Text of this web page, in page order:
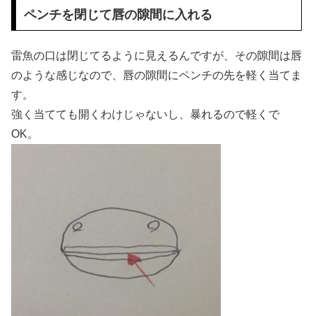
ペンチを閉じて唇の隙間に入れる
雷魚の口は閉じてるように見えるんですが、その隙間は唇
のような感じなので、唇の隙間にペンチの先を軽く当てま
す。
強く当てても開くわけじゃないし、暴れるので軽くで
OK。